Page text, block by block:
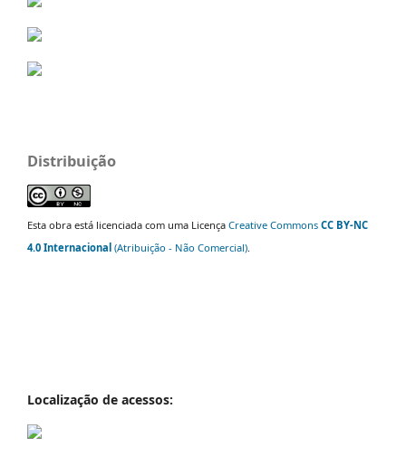
Distribuição
Esta obra está licenciada com uma Licença Creative Commons CC BY-NC
4.0 Internacional (Atribuição - Não Comercial)
Localização de acessos: